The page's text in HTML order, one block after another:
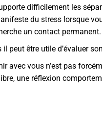
difficilement les
du stress lorsque
un contact permanent.
il peut être utile d’évaluer
avec vous n’est pas
une réflexion